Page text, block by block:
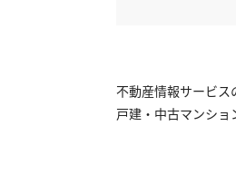
不動産情報サービ
戸建・中古マンショ